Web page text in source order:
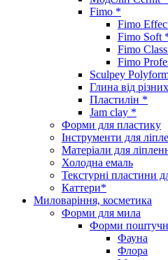
Fimo *
Fimo
Fimo Soft
Fimo
Fimo
Sculpey
Глина від
Пластилін *
Jam clay *
Форми для пластику
Інструменти для
Матеріали для
Холодна емаль
Текстурні пластини
Каттери*
Миловаріння, косметика
Форми для мила
Форми
Фауна
Флора